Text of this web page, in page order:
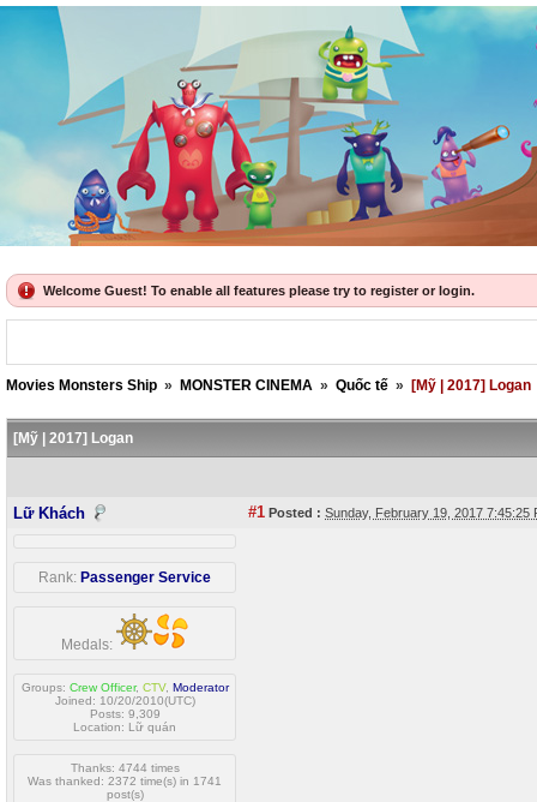
Welcome Guest! To enable all features please try to register or login.
Movies Monsters Ship » MONSTER CINEMA » Quốc tế » [Mỹ | 2017] Logan
[Mỹ | 2017] Logan
Lữ Khách #1 Posted : Sunday, February 19, 2017 7:45:25
Rank: Passenger Service
Medals:
Groups: Crew Officer, CTV, Moderator
Joined: 10/20/2010(UTC)
Posts: 9,309
Location: Lữ quán
Thanks: 4744 times
Was thanked: 2372 time(s) in 1741
post(s)